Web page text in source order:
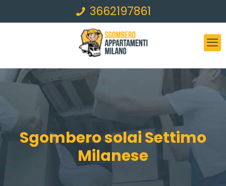
3662197861
Sgombero solai Settimo
Milanese